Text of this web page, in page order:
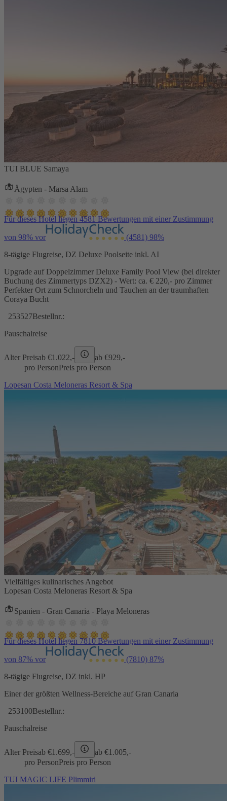
TUI BLUE Samaya
Ägypten - Marsa Alam
Für dieses Hotel liegen 4581 Bewertungen mit einer Zustimmung
von 98% vor (4581) 98%
8-tägige Flugreise, DZ Deluxe Poolseite inkl. AI
Upgrade auf Doppelzimmer Deluxe Family Pool View (bei direkter
Buchung des Zimmertyps DZX2) - Wert: ca. € 220,- pro Zimmer
Perfekter Ort zum Schnorcheln und Tauchen an der traumhaften
Coraya Bucht
253527Bestellnr.:
Pauschalreise
Alter Preisab €1.022,- ab €929,-
pro PersonPreis pro Person
Lopesan Costa Meloneras Resort & Spa
Vielfältiges kulinarisches Angebot
Lopesan Costa Meloneras Resort & Spa
Spanien - Gran Canaria - Playa Meloneras
Für dieses Hotel liegen 7810 Bewertungen mit einer Zustimmung
von 87% vor (7810) 87%
8-tägige Flugreise, DZ inkl. HP
Einer der größten Wellness-Bereiche auf Gran Canaria
253100Bestellnr.:
Pauschalreise
Alter Preisab €1.699,- ab €1.005,-
pro PersonPreis pro Person
TUI MAGIC LIFE Plimmiri